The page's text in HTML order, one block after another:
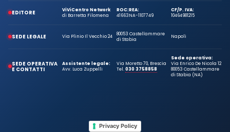
EDITORE
ViViCentro Network
di Barretta Filomena
ROC:
41663
REA:
NA-1107749
CF/P. IVA:
10464981215
SEDE LEGALE Via Plinio Il Vecchio 24
80053 Castellammare
di Stabia
Napoli
SEDE OPERATIVA
E CONTATTI
Assistente legale:
Avv. Luca Zuppelli
Via Moretto 70, Brescia
Tel.030 3758858
Sede operativa:
Via Enrico De Nicola 12
80053 Castellammare
di Stabia (NA)
Privacy Policy